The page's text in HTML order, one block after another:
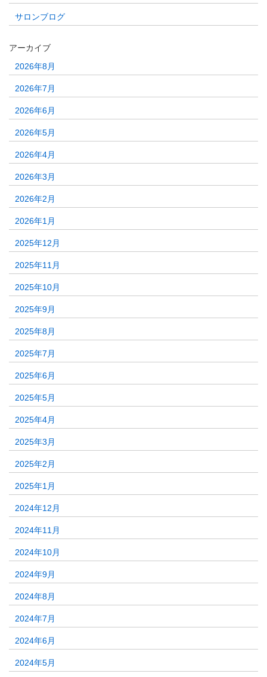
サロンブログ
アーカイブ
2026年8月
2026年7月
2026年6月
2026年5月
2026年4月
2026年3月
2026年2月
2026年1月
2025年12月
2025年11月
2025年10月
2025年9月
2025年8月
2025年7月
2025年6月
2025年5月
2025年4月
2025年3月
2025年2月
2025年1月
2024年12月
2024年11月
2024年10月
2024年9月
2024年8月
2024年7月
2024年6月
2024年5月